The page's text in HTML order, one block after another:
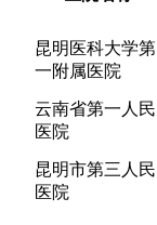
昆明医科大学第
一附属医院
云南省第一人民
医院
昆明市第三人民
医院